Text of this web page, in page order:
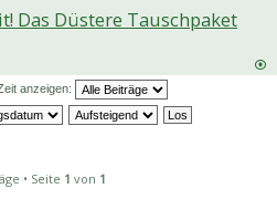
Das Düstere Tauschpaket
anzeigen:
• Seite 1 von 1